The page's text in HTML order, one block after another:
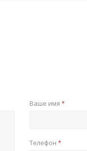
Ваше имя *
Телефон *